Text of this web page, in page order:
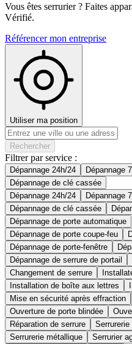
Vous êtes serrurier ? Faites
Vérifié.
Référencer mon entreprise
Utiliser ma position
Rechercher
Filtrer par service :
Dépannage 24h/24 Dépannage
Dépannage de clé cassée
Dépannage 24h/24
Dépannage
Dépannage de clé cassée
Dépannage de porte automatique
Dépannage de porte coupe-feu
Dépannage de porte-fenêtre
Dépannage de serrure de portail
Changement de serrure
Installation de boîte aux lettres
Mise en sécurité après effraction
Ouverture de porte blindée
Réparation de serrure
Serrurerie
Serrurerie métallique
Serrurier